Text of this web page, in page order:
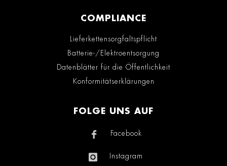
COMPLIANCE
Lieferkettensorgfaltspflicht
Batterie-/Elektroentsorgung
Datenblätter für die Öffentlichkeit
Konformitätserklärungen
FOLGE UNS AUF
Facebook
Instagram